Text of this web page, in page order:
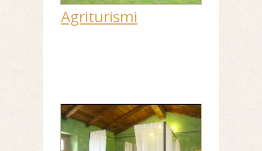
Agriturismi